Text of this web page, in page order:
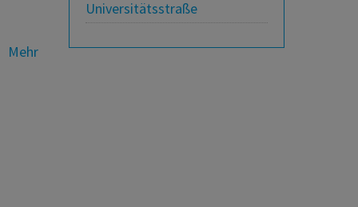
Universitätsstraße
Mehr